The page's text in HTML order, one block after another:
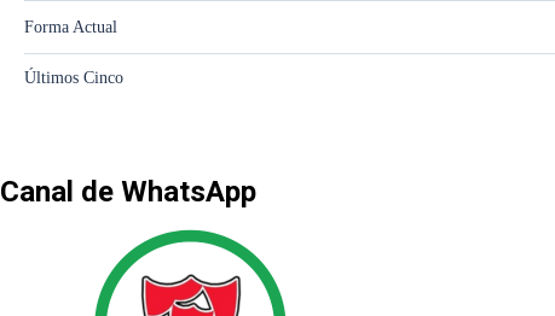
Canal de WhatsApp